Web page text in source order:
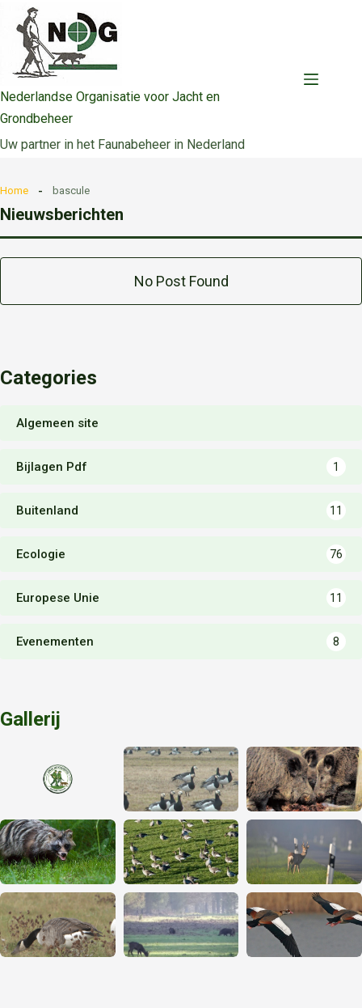
naar
inhoud
Nederlandse Organisatie voor Jacht en
Grondbeheer
Uw partner in het Faunabeheer in Nederland
Home bascule
Nieuwsberichten
No Post Found
Categories
Algemeen site
Bijlagen Pdf 1
Buitenland 11
Ecologie 76
Europese Unie 11
Evenementen 8
Gallerij